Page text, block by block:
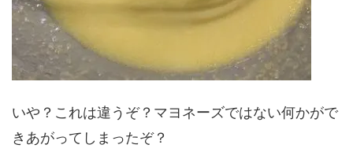
いや？これは違うぞ？マヨネーズではない何かがで
きあがってしまったぞ？